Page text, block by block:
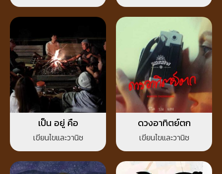
เป็น อยู่ คือ
เขียนไขและวานิช
ดวงอาทิตย์ตก
เขียนไขและวานิช